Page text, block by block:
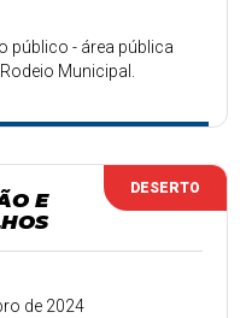
público - área pública
Municipal.
DESERTO
E
de 2024